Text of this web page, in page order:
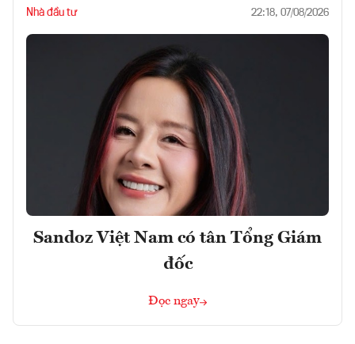
Nhà đầu tư 22:18, 07/08/2026
Sandoz Việt Nam có tân Tổng Giám
đốc
Đọc ngay